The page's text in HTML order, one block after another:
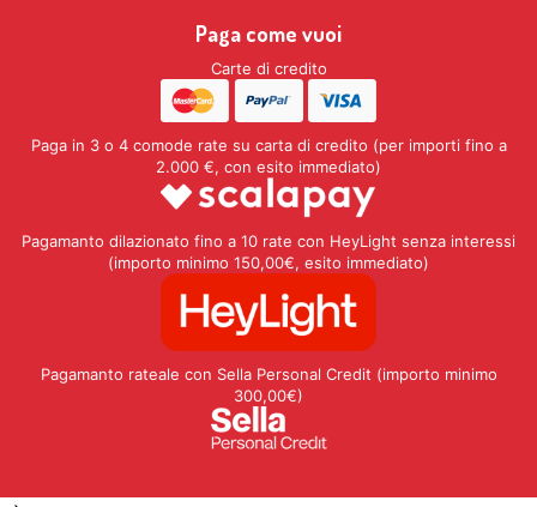
Paga come vuoi
Carte di credito
Paga in 3 o 4 comode rate su carta di credito (per importi fino a
2.000 €, con esito immediato)
Pagamanto dilazionato fino a 10 rate con HeyLight senza interessi
(importo minimo 150,00€, esito immediato)
Pagamanto rateale con Sella Personal Credit (importo minimo
300,00€)